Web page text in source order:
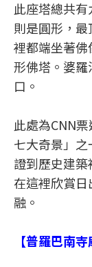
此座塔總共
則是圓形，
裡都端坐著
形佛塔。婆
口。
此處為CNN
七大奇景」
證到歷史建
在這裡欣賞
融。
【普羅巴南寺